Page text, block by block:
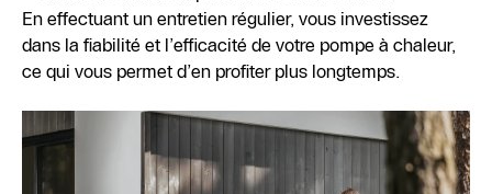
En effectuant un entretien régulier, vous investissez
dans la fiabilité et l’efficacité de votre pompe à chaleur,
ce qui vous permet d’en profiter plus longtemps.